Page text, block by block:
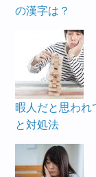
の漢字は？
暇人だと思われ
と対処法